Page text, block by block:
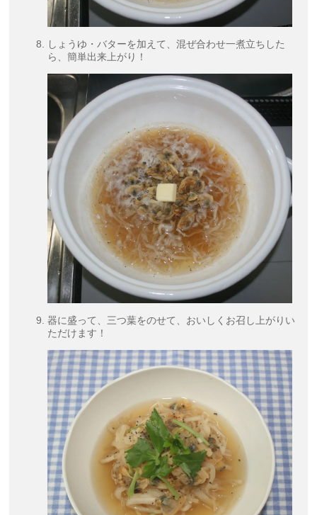
しょうゆ・バターを加えて、混ぜ合わせ一煮立ちした
ら、簡単出来上がり！
器に盛って、三つ葉をのせて、おいしくお召し上がりい
ただけます！